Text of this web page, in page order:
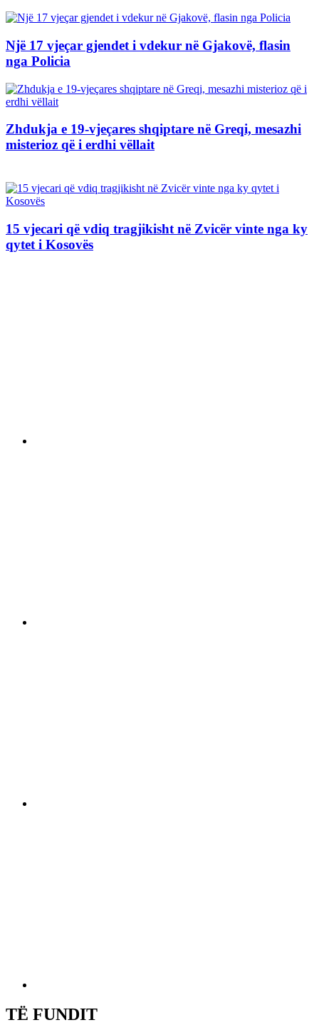
Një 17 vjeçar gjendet i vdekur në Gjakovë, flasin
nga Policia
Zhdukja e 19-vjeçares shqiptare në Greqi, mesazhi
misterioz që i erdhi vëllait
15 vjecari që vdiq tragjikisht në Zvicër vinte nga ky
qytet i Kosovës
TË FUNDIT